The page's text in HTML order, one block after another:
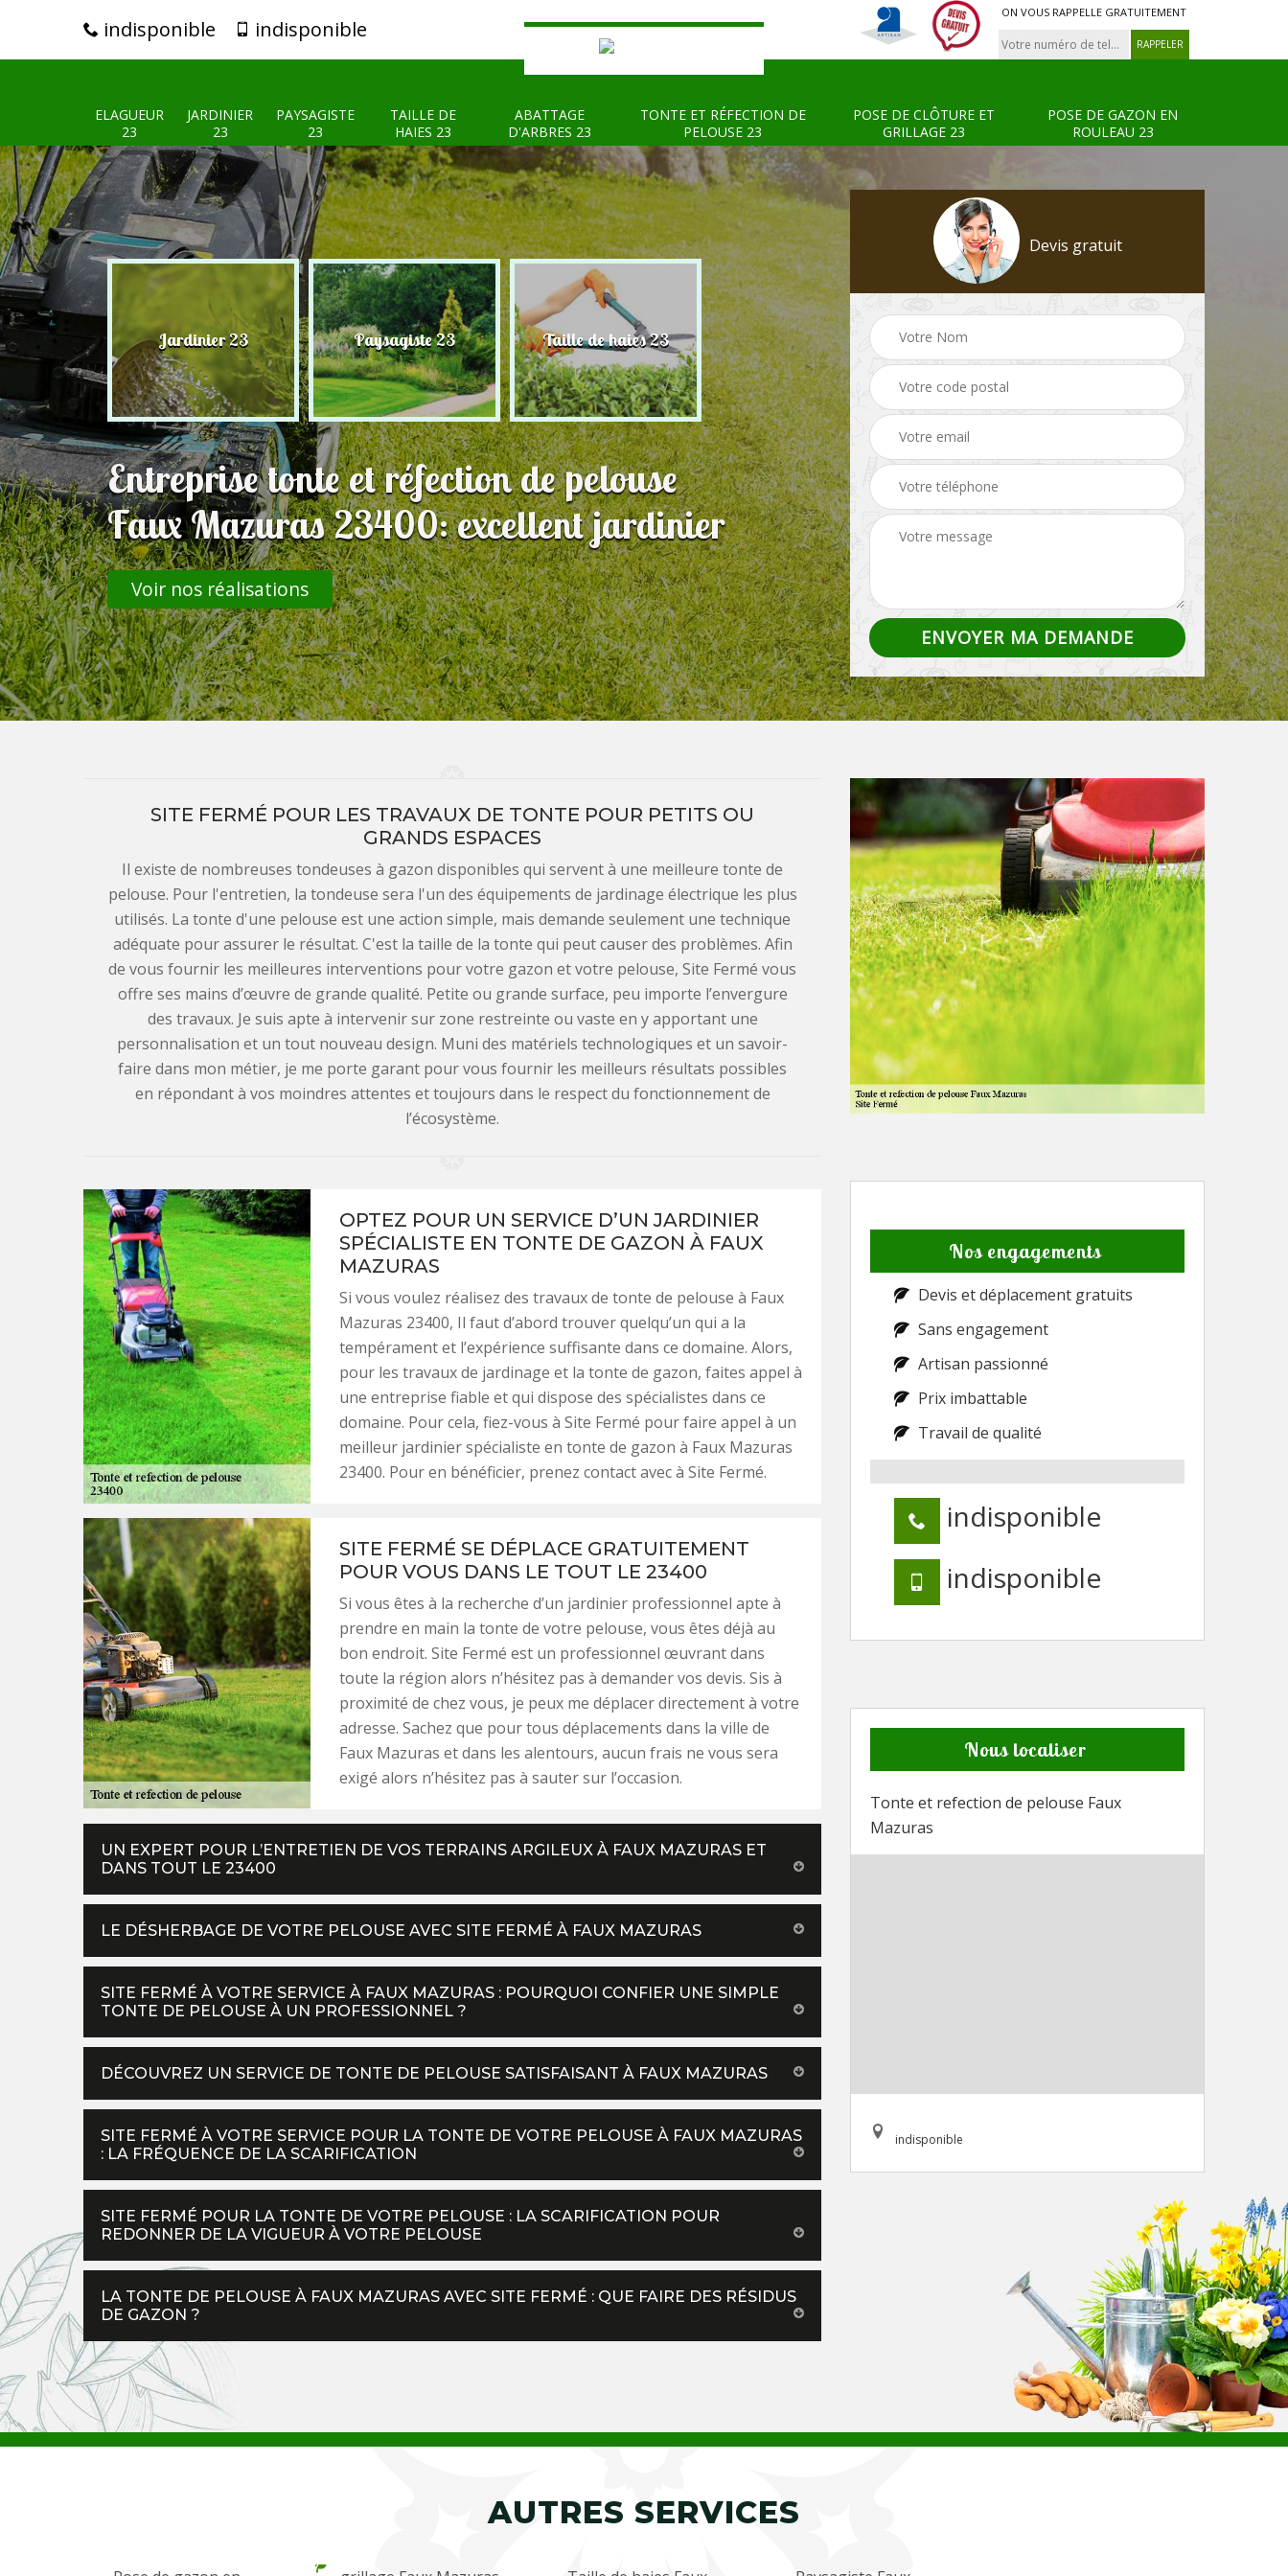
indisponible indisponible
ON VOUS RAPPELLE GRATUITEMENT
ELAGUEUR
23
JARDINIER
23
PAYSAGISTE
23
TAILLE DE
HAIES 23
ABATTAGE
D'ARBRES 23
TONTE ET RÉFECTION DE
PELOUSE 23
POSE DE CLÔTURE ET
GRILLAGE 23
POSE DE GAZON EN
ROULEAU 23
23 Jardinier 23 Paysagiste 23 Taille de haies 23 Abattage d'arbres 23 Tonte et réfection de Pose de clôture et
grillage 23
Entreprise tonte et réfection de pelouse
Faux Mazuras 23400: excellent jardinier
Voir nos réalisations
Devis gratuit
SITE FERMÉ POUR LES TRAVAUX DE TONTE POUR PETITS OU
GRANDS ESPACES
Il existe de nombreuses tondeuses à gazon disponibles qui servent à une meilleure tonte de
pelouse. Pour l'entretien, la tondeuse sera l'un des équipements de jardinage électrique les plus
utilisés. La tonte d'une pelouse est une action simple, mais demande seulement une technique
adéquate pour assurer le résultat. C'est la taille de la tonte qui peut causer des problèmes. Afin
de vous fournir les meilleures interventions pour votre gazon et votre pelouse, Site Fermé vous
offre ses mains d’œuvre de grande qualité. Petite ou grande surface, peu importe l’envergure
des travaux. Je suis apte à intervenir sur zone restreinte ou vaste en y apportant une
personnalisation et un tout nouveau design. Muni des matériels technologiques et un savoir-
faire dans mon métier, je me porte garant pour vous fournir les meilleurs résultats possibles
en répondant à vos moindres attentes et toujours dans le respect du fonctionnement de
l’écosystème.
OPTEZ POUR UN SERVICE D’UN JARDINIER
SPÉCIALISTE EN TONTE DE GAZON À FAUX
MAZURAS
Si vous voulez réalisez des travaux de tonte de pelouse à Faux
Mazuras 23400, Il faut d’abord trouver quelqu’un qui a la
tempérament et l’expérience suffisante dans ce domaine. Alors,
pour les travaux de jardinage et la tonte de gazon, faites appel à
une entreprise fiable et qui dispose des spécialistes dans ce
domaine. Pour cela, fiez-vous à Site Fermé pour faire appel à un
meilleur jardinier spécialiste en tonte de gazon à Faux Mazuras
23400. Pour en bénéficier, prenez contact avec à Site Fermé.
SITE FERMÉ SE DÉPLACE GRATUITEMENT
POUR VOUS DANS LE TOUT LE 23400
Si vous êtes à la recherche d’un jardinier professionnel apte à
prendre en main la tonte de votre pelouse, vous êtes déjà au
bon endroit. Site Fermé est un professionnel œuvrant dans
toute la région alors n’hésitez pas à demander vos devis. Sis à
proximité de chez vous, je peux me déplacer directement à votre
adresse. Sachez que pour tous déplacements dans la ville de
Faux Mazuras et dans les alentours, aucun frais ne vous sera
exigé alors n’hésitez pas à sauter sur l’occasion.
UN EXPERT POUR L’ENTRETIEN DE VOS TERRAINS ARGILEUX À FAUX MAZURAS ET
DANS TOUT LE 23400
LE DÉSHERBAGE DE VOTRE PELOUSE AVEC SITE FERMÉ À FAUX MAZURAS
SITE FERMÉ À VOTRE SERVICE À FAUX MAZURAS : POURQUOI CONFIER UNE SIMPLE
TONTE DE PELOUSE À UN PROFESSIONNEL ?
DÉCOUVREZ UN SERVICE DE TONTE DE PELOUSE SATISFAISANT À FAUX MAZURAS
SITE FERMÉ À VOTRE SERVICE POUR LA TONTE DE VOTRE PELOUSE À FAUX MAZURAS
: LA FRÉQUENCE DE LA SCARIFICATION
SITE FERMÉ POUR LA TONTE DE VOTRE PELOUSE : LA SCARIFICATION POUR
REDONNER DE LA VIGUEUR À VOTRE PELOUSE
LA TONTE DE PELOUSE À FAUX MAZURAS AVEC SITE FERMÉ : QUE FAIRE DES RÉSIDUS
DE GAZON ?
Nos engagements
Devis et déplacement gratuits
Sans engagement
Artisan passionné
Prix imbattable
Travail de qualité
indisponible
indisponible
Nous localiser
Tonte et refection de pelouse Faux
Mazuras
indisponible
AUTRES SERVICES